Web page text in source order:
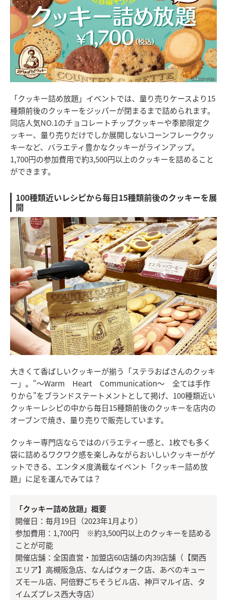
「クッキー詰め放題」イベントでは、量り売りケースより15
種類前後のクッキーをジッパーが閉まるまで詰められます。
同店人気NO.1のチョコレートチップクッキーや季節限定ク
ッキー、量り売りだけでしか展開しないコーンフレーククッ
キーなど、バラエティ豊かなクッキーがラインアップ。
1,700円の参加費用で約3,500円以上のクッキーを詰めること
ができます。
100種類近いレシピから毎日15種類前後のクッキーを展
開
大きくて香ばしいクッキーが揃う「ステラおばさんのクッキ
ー」。“〜Warm Heart Communication〜 全ては手作
りから”をブランドステートメントとして掲げ、100種類近い
クッキーレシピの中から毎日15種類前後のクッキーを店内の
オーブンで焼き、量り売りで販売しています。
クッキー専門店ならではのバラエティー感と、1枚でも多く
袋に詰めるワクワク感を楽しみながらおいしいクッキーがゲ
ットできる、エンタメ度満載なイベント「クッキー詰め放
題」に足を運んでみては？
「クッキー詰め放題」概要
開催日：毎月19日（2023年1月より）
参加費用：1,700円 ※約3,500円以上のクッキーを詰める
ことが可能
開催店舗：全国直営・加盟店60店舗の内39店舗（【関西
エリア】高槻阪急店、なんばウォーク店、あべのキュー
ズモール店、阿倍野ごちそうビル店、神戸マルイ店、タ
イムズプレス西大寺店）